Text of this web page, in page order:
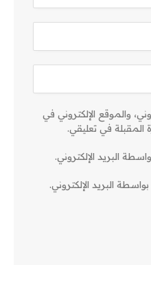
والموقع الإلكتروني في
المقبلة في تعليقي.
البريد الإلكتروني.
البريد الإلكتروني.